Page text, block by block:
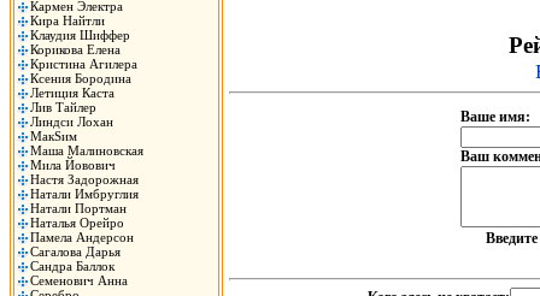
Кармен Электра
Кира Найтли
Клаудия Шиффер
Корикова Елена
Кристина Агилера
Ксения Бородина
Летиция Каста
Лив Тайлер
Линдси Лохан
МакSим
Маша Малиновская
Мила Йовович
Настя Задорожная
Натали Имбруглия
Натали Портман
Наталья Орейро
Памела Андерсон
Сагалова Дарья
Сандра Баллок
Семенович Анна
Ваше имя:
Ваш